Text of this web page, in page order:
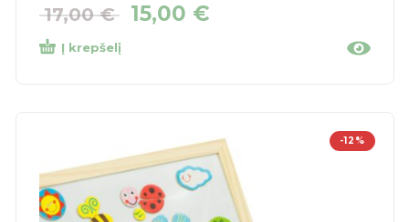
17,00€ 15,00 €
Į krepšelį
-12%